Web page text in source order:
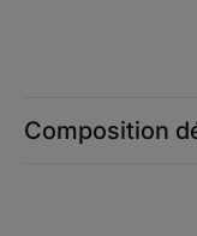
Composition